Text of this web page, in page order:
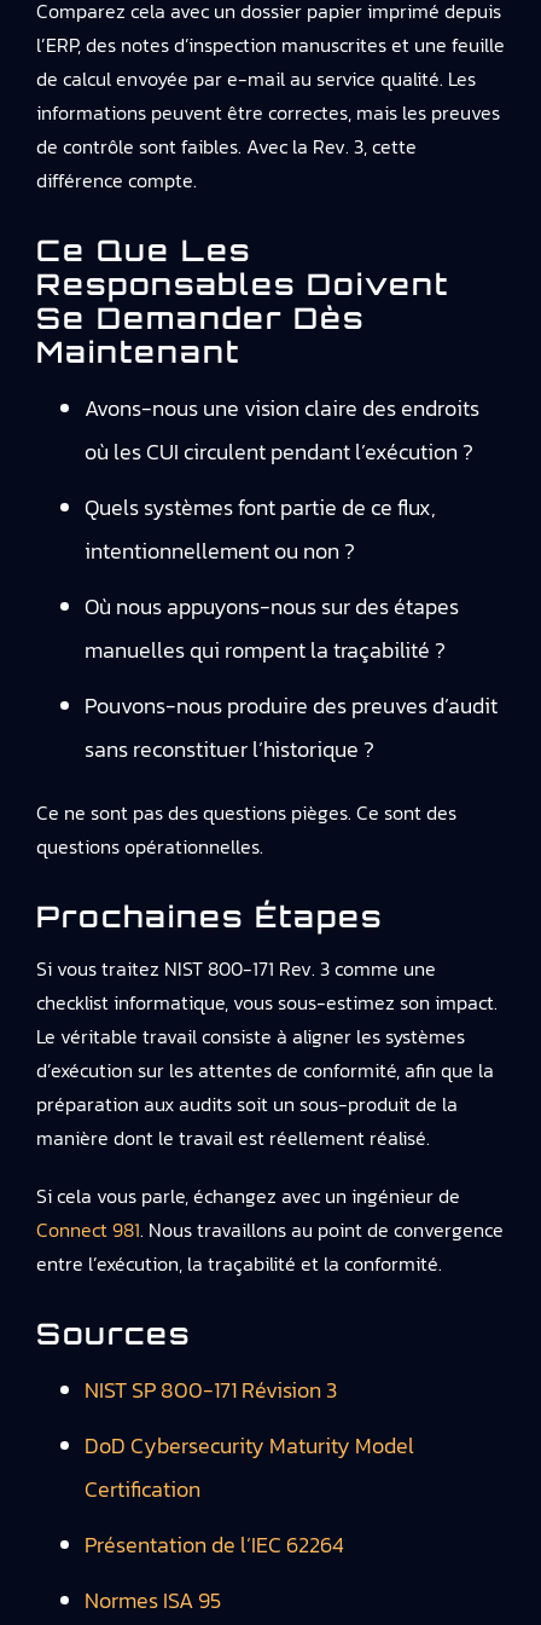
Comparez cela avec un dossier papier imprimé depuis
l’ERP, des notes d’inspection manuscrites et une feuille
de calcul envoyée par e-mail au service qualité. Les
informations peuvent être correctes, mais les preuves
de contrôle sont faibles. Avec la Rev. 3, cette
différence compte.
Ce Que Les
Responsables Doivent
Se Demander Dès
Maintenant
Avons-nous une vision claire des endroits
où les CUI circulent pendant l’exécution ?
Quels systèmes font partie de ce flux,
intentionnellement ou non ?
Où nous appuyons-nous sur des étapes
manuelles qui rompent la traçabilité ?
Pouvons-nous produire des preuves d’audit
sans reconstituer l’historique ?
Ce ne sont pas des questions pièges. Ce sont des
questions opérationnelles.
Prochaines Étapes
Si vous traitez NIST 800-171 Rev. 3 comme une
checklist informatique, vous sous-estimez son impact.
Le véritable travail consiste à aligner les systèmes
d’exécution sur les attentes de conformité, afin que la
préparation aux audits soit un sous-produit de la
manière dont le travail est réellement réalisé.
Si cela vous parle, échangez avec un ingénieur de
Connect 981. Nous travaillons au point de convergence
entre l’exécution, la traçabilité et la conformité.
Sources
NIST SP 800-171 Révision 3
DoD Cybersecurity Maturity Model
Certification
Présentation de l’IEC 62264
Normes ISA 95